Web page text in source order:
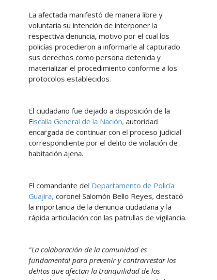
La afectada manifestó de manera libre y
voluntaria su intención de interponer la
respectiva denuncia, motivo por el cual los
policías procedieron a informarle al capturado
sus derechos como persona detenida y
materializar el procedimiento conforme a los
protocolos establecidos.
El ciudadano fue dejado a disposición de la
Fiscalía General de la Nación, autoridad
encargada de continuar con el proceso judicial
correspondiente por el delito de violación de
habitación ajena.
El comandante del Departamento de Policía
Guajira, coronel Salomón Bello Reyes, destacó
la importancia de la denuncia ciudadana y la
rápida articulación con las patrullas de vigilancia.
"La colaboración de la comunidad es
fundamental para prevenir y contrarrestar los
delitos que afectan la tranquilidad de los